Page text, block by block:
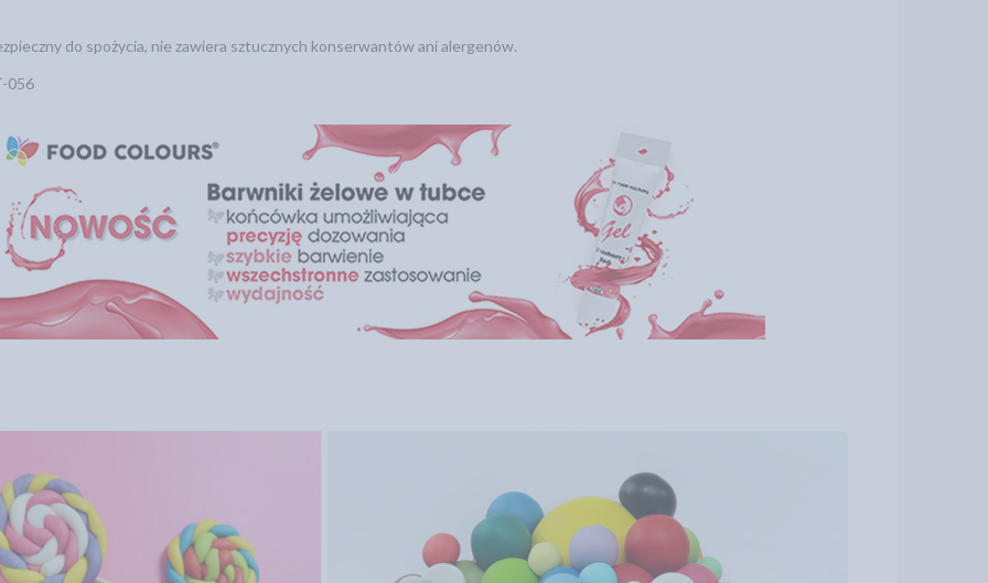
do spożycia, nie zawiera sztucznych konserwantów ani alergenów.
056